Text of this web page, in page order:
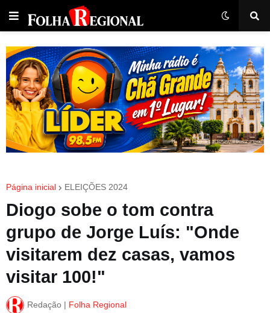
Página inicial ELEIÇÕES 2024
Diogo sobe o tom contra
grupo de Jorge Luís: "Onde
visitarem dez casas, vamos
visitar 100!"
Redação | Folha Regional